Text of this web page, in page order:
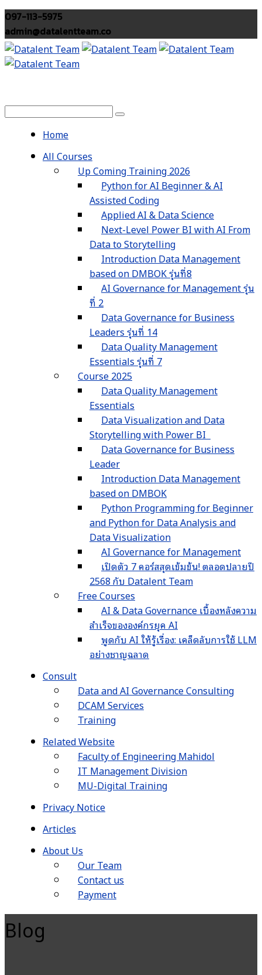
097-113-5975
admin@datalentteam.co
Home
All Courses
Up Coming Training 2026
Python for AI Beginner & AI
Assisted Coding
Applied AI & Data Science
Next-Level Power BI with AI From
Data to Storytelling
Introduction Data Management
based on DMBOK รุ่นที่8
AI Governance for Management รุ่น
ที่ 2
Data Governance for Business
Leaders รุ่นที่ 14
Data Quality Management
Essentials รุ่นที่ 7
Course 2025
Data Quality Management
Essentials
Data Visualization and Data
Storytelling with Power BI
Data Governance for Business
Leader
Introduction Data Management
based on DMBOK
Python Programming for Beginner
and Python for Data Analysis and
Data Visualization
AI Governance for Management
เปิดตัว 7 คอร์สสุดเข้มข้น! ตลอดปลายปี
2568 กับ Datalent Team
Free Courses
AI & Data Governance เบื้องหลังความ
สำเร็จขององค์กรยุค AI
พูดกับ AI ให้รู้เรื่อง: เคล็ดลับการใช้ LLM
อย่างชาญฉลาด
Consult
Data and AI Governance Consulting
DCAM Services
Training
Related Website
Faculty of Engineering Mahidol
IT Management Division
MU-Digital Training
Privacy Notice
Articles
About Us
Our Team
Contact us
Payment
Blog